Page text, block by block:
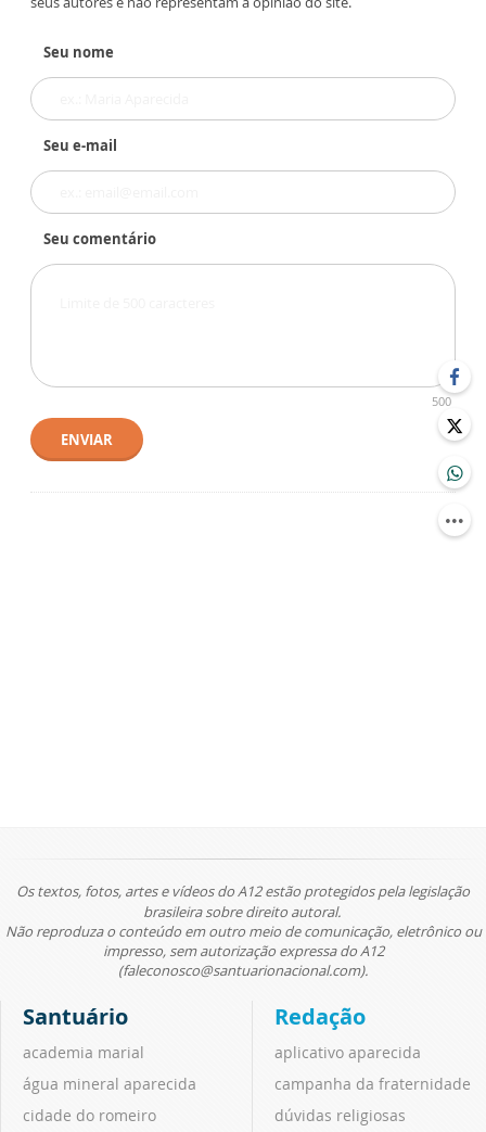
Seu nome
Seu e-mail
Seu comentário
500
ENVIAR
Os textos, fotos, artes e vídeos do A12 estão protegidos pela legislação
brasileira sobre direito autoral.
Não reproduza o conteúdo em outro meio de comunicação, eletrônico ou
impresso, sem autorização expressa do A12
(faleconosco@santuarionacional.com).
Santuário
academia marial
água mineral aparecida
cidade do romeiro
Redação
aplicativo aparecida
campanha da fraternidade
dúvidas religiosas